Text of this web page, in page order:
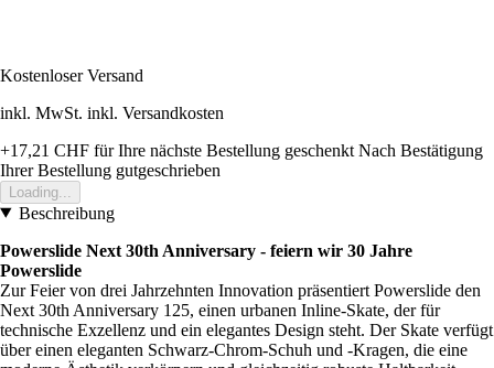
Kostenloser Versand
inkl. MwSt. inkl. Versandkosten
+17,21 CHF für Ihre nächste Bestellung geschenkt Nach Bestätigung
Ihrer Bestellung gutgeschrieben
Loading...
Beschreibung
Powerslide Next 30th Anniversary - feiern wir 30 Jahre
Powerslide
Zur Feier von drei Jahrzehnten Innovation präsentiert Powerslide den
Next 30th Anniversary 125, einen urbanen Inline-Skate, der für
technische Exzellenz und ein elegantes Design steht. Der Skate verfügt
über einen eleganten Schwarz-Chrom-Schuh und -Kragen, die eine